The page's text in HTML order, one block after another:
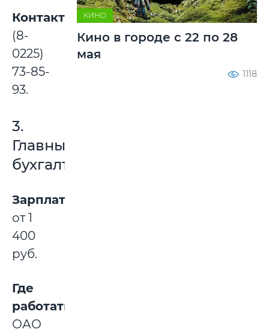
Контакты:
(8-
0225)
73-85-
93.
3.
Главный
бухгалтер
Зарплата:
от 1
400
руб.
Где
работать:
ОАО
КИНО
Кино в городе с 22 по 28
мая
1118